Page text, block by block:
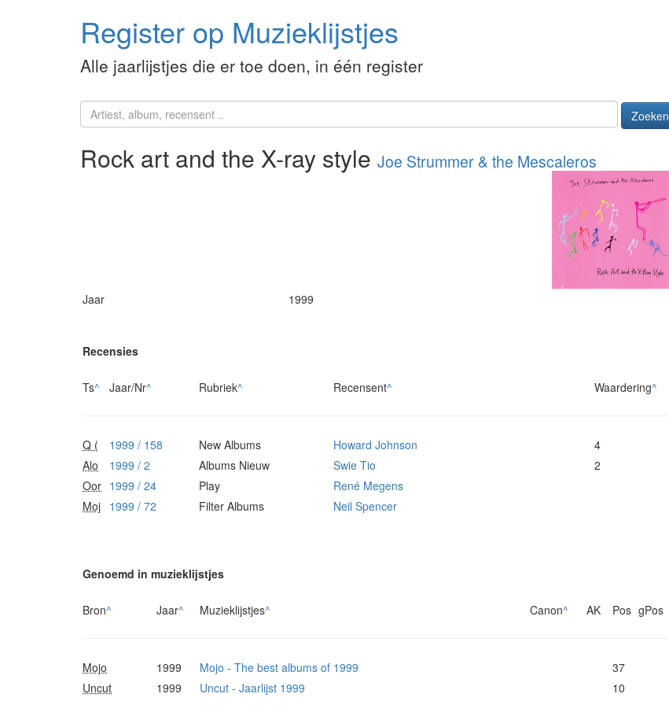
Register op Muzieklijstjes
Alle jaarlijstjes die er toe doen, in één register
Zoeken
Rock art and the X-ray style Joe Strummer & the Mescaleros
Jaar 1999
Recensies
Ts^ Jaar/Nr^ Rubriek^ Recensent^ Waardering^
Q ( 1999 / 158 New Albums Howard Johnson
4
Alo
1999 / 2 Albums Nieuw Swie Tio
2
Oor 1999 / 24 Play
René Megens
Moj 1999 / 72 Filter Albums Neil Spencer
Genoemd in muzieklijstjes
Bron^ Jaar^ Muzieklijstjes^ Canon^ AK Pos gPos
Mojo 1999 Mojo - The best albums of 1999
37
Uncut
1999 Uncut - Jaarlijst 1999 10